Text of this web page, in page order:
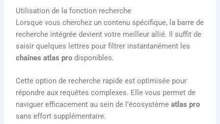
Utilisation de la fonction recherche
Lorsque vous cherchez un contenu spécifique, la barre de
recherche intégrée devient votre meilleur allié. Il suffit de
saisir quelques lettres pour filtrer instantanément les
chaînes atlas pro disponibles.
Cette option de recherche rapide est optimisée pour
répondre aux requêtes complexes. Elle vous permet de
naviguer efficacement au sein de l’écosystèmeatlas pro
sans effort supplémentaire.